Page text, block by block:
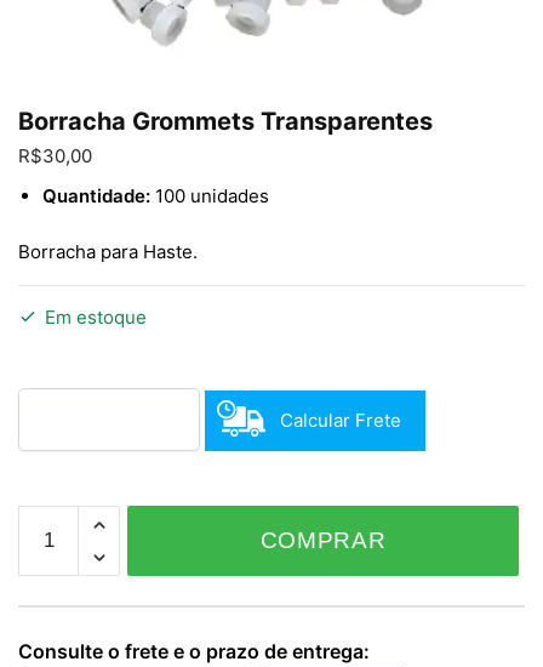
Borracha Grommets Transparentes
R$30,00
Quantidade: 100 unidades
Borracha para Haste.
Em estoque
Calcular Frete
Grommets
Transparentes
quantidade
COMPRAR
Consulte o frete e o prazo de entrega:
Enviar